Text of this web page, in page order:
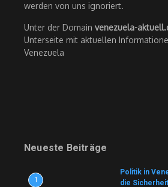
werden von uns ignoriert.
Unter der Domain venezuela-
Unterseite mit aktuellen
Venezuela
Neueste Beiträge
1
Politik in
die